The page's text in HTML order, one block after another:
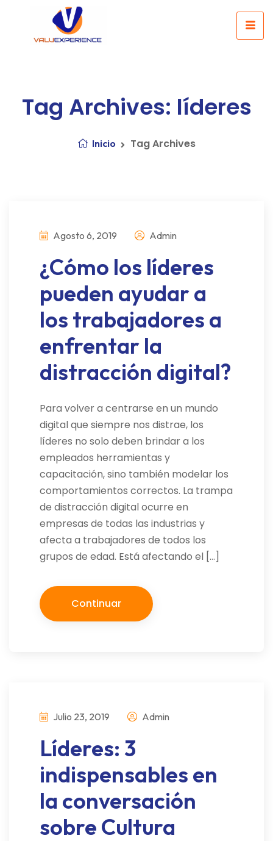
Tag Archives: líderes
Inicio Tag Archives
Agosto 6, 2019 Admin
¿Cómo los líderes
pueden ayudar a
los trabajadores a
enfrentar la
distracción digital?
Para volver a centrarse en un mundo
digital que siempre nos distrae, los
líderes no solo deben brindar a los
empleados herramientas y
capacitación, sino también modelar los
comportamientos correctos. La trampa
de distracción digital ocurre en
empresas de todas las industrias y
afecta a trabajadores de todos los
grupos de edad. Está afectando el […]
Continuar
Julio 23, 2019 Admin
Líderes: 3
indispensables en
la conversación
sobre Cultura